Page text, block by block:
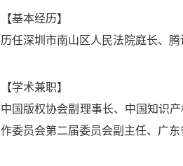
【基本经历】
历任深圳市南山区人民法院庭长、
【学术兼职】
中国版权协会副理事长、中国知识
作委员会第二届委员会副主任、广